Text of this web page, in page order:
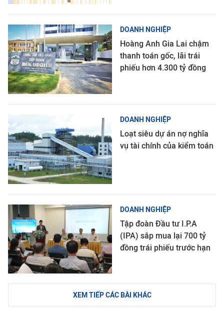
DOANH NGHIỆP
Hoàng Anh Gia Lai chậm
thanh toán gốc, lãi trái
phiếu hơn 4.300 tỷ đồng
DOANH NGHIỆP
Loạt siêu dự án nợ nghĩa
vụ tài chính của kiểm toán
DOANH NGHIỆP
Tập đoàn Đầu tư I.P.A
(IPA) sắp mua lại 700 tỷ
đồng trái phiếu trước hạn
XEM TIẾP CÁC BÀI KHÁC